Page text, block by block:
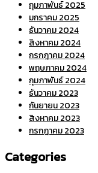
กุมภาพันธ์ 2025
มกราคม 2025
ธันวาคม 2024
สิงหาคม 2024
กรกฎาคม 2024
พฤษภาคม 2024
กุมภาพันธ์ 2024
ธันวาคม 2023
กันยายน 2023
สิงหาคม 2023
กรกฎาคม 2023
Categories